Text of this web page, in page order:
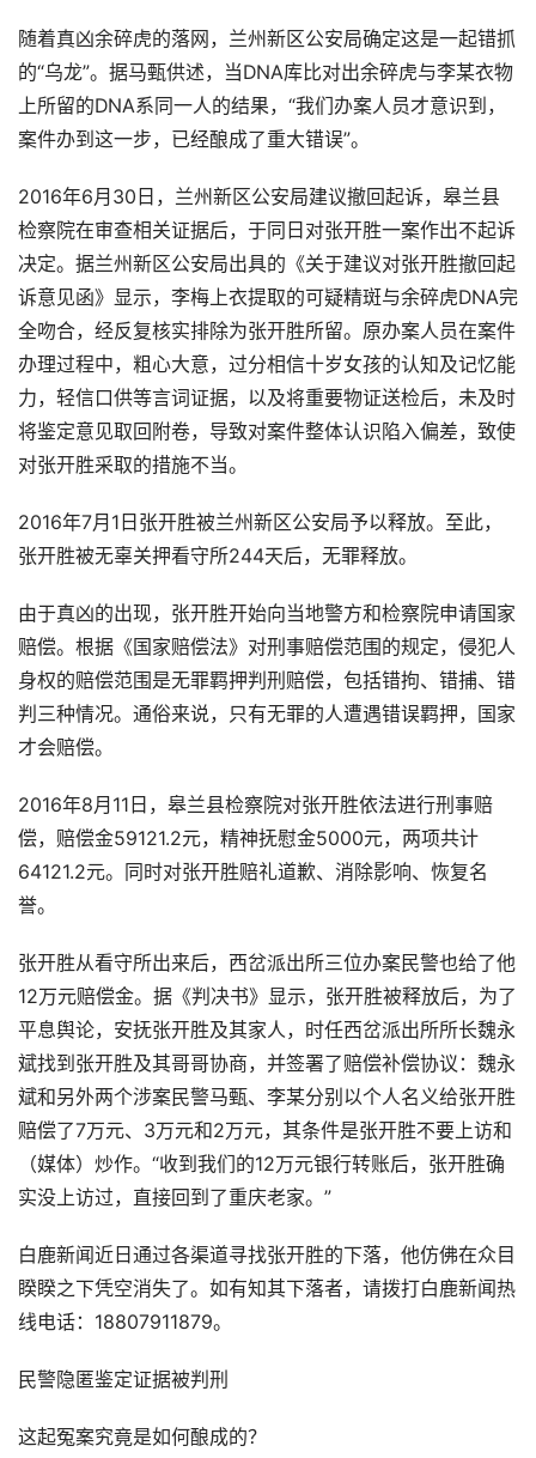
随着真凶余碎虎的落网，兰州新区公安局确定这是一起错抓
的“乌龙”。据马甄供述，当DNA库比对出余碎虎与李某衣物
上所留的DNA系同一人的结果，“我们办案人员才意识到，
案件办到这一步，已经酿成了重大错误”。
2016年6月30日，兰州新区公安局建议撤回起诉，皋兰县
检察院在审查相关证据后，于同日对张开胜一案作出不起诉
决定。据兰州新区公安局出具的《关于建议对张开胜撤回起
诉意见函》显示，李梅上衣提取的可疑精斑与余碎虎DNA完
全吻合，经反复核实排除为张开胜所留。原办案人员在案件
办理过程中，粗心大意，过分相信十岁女孩的认知及记忆能
力，轻信口供等言词证据，以及将重要物证送检后，未及时
将鉴定意见取回附卷，导致对案件整体认识陷入偏差，致使
对张开胜采取的措施不当。
2016年7月1日张开胜被兰州新区公安局予以释放。至此，
张开胜被无辜关押看守所244天后，无罪释放。
由于真凶的出现，张开胜开始向当地警方和检察院申请国家
赔偿。根据《国家赔偿法》对刑事赔偿范围的规定，侵犯人
身权的赔偿范围是无罪羁押判刑赔偿，包括错拘、错捕、错
判三种情况。通俗来说，只有无罪的人遭遇错误羁押，国家
才会赔偿。
2016年8月11日，皋兰县检察院对张开胜依法进行刑事赔
偿，赔偿金59121.2元，精神抚慰金5000元，两项共计
64121.2元。同时对张开胜赔礼道歉、消除影响、恢复名
誉。
张开胜从看守所出来后，西岔派出所三位办案民警也给了他
12万元赔偿金。据《判决书》显示，张开胜被释放后，为了
平息舆论，安抚张开胜及其家人，时任西岔派出所所长魏永
斌找到张开胜及其哥哥协商，并签署了赔偿补偿协议：魏永
斌和另外两个涉案民警马甄、李某分别以个人名义给张开胜
赔偿了7万元、3万元和2万元，其条件是张开胜不要上访和
（媒体）炒作。“收到我们的12万元银行转账后，张开胜确
实没上访过，直接回到了重庆老家。”
白鹿新闻近日通过各渠道寻找张开胜的下落，他仿佛在众目
睽睽之下凭空消失了。如有知其下落者，请拨打白鹿新闻热
线电话：18807911879。
民警隐匿鉴定证据被判刑
这起冤案究竟是如何酿成的？